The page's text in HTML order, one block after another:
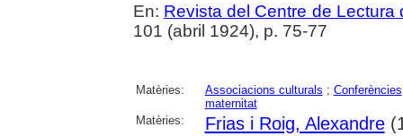
En: Revista del Centre de Lectura
101 (abril 1924), p. 75-77
Matèries: Associacions culturals ; Conferències
maternitat
Matèries:
Frias i Roig, Alexandre